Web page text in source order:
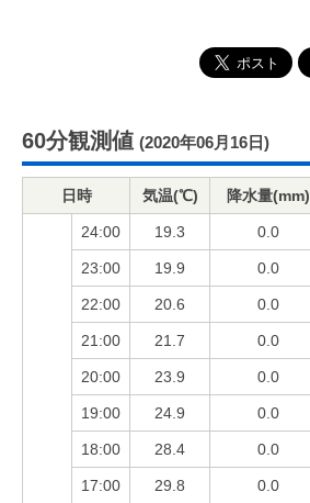
60分観測値 (2020年06月16日)
日時 気温(℃) 降水量(mm)
24:00 19.3 0.0
23:00 19.9 0.0
22:00 20.6 0.0
21:00 21.7 0.0
20:00 23.9 0.0
19:00 24.9 0.0
18:00 28.4 0.0
17:00 29.8 0.0